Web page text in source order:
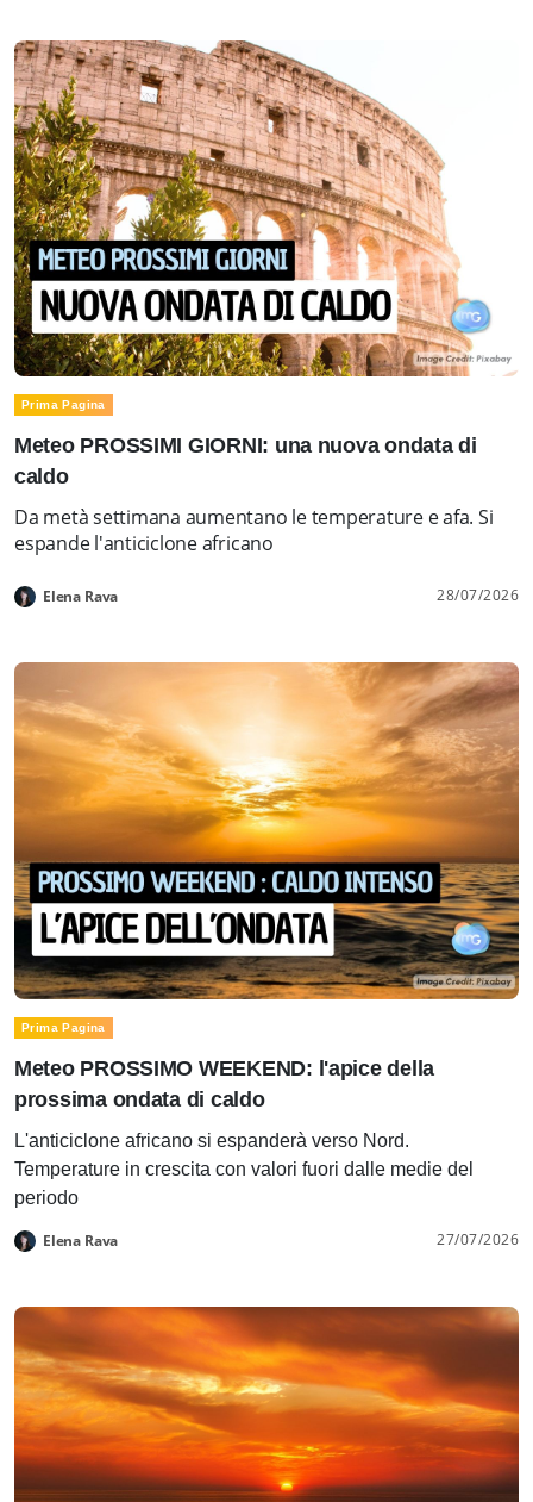
Prima Pagina
Meteo PROSSIMI GIORNI: una nuova ondata di
caldo
Da metà settimana aumentano le temperature e afa. Si
espande l'anticiclone africano
Elena Rava 28/07/2026
Prima Pagina
Meteo PROSSIMO WEEKEND: l'apice della
prossima ondata di caldo
L'anticiclone africano si espanderà verso Nord.
Temperature in crescita con valori fuori dalle medie del
periodo
Elena Rava 27/07/2026